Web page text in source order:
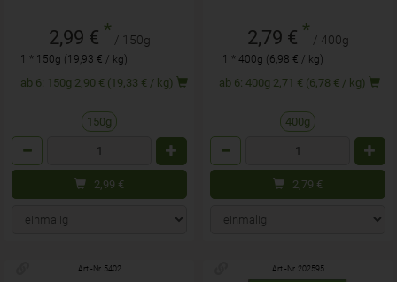
2,99 € * / 150g
1 * 150g (19,93 € / kg)
ab 6: 150g 2,90 € (19,33 € / kg)
150g
2,99 €
2,79 € * / 400g
1 * 400g (6,98 € / kg)
ab 6: 400g 2,71 € (6,78 € / kg)
400g
2,79 €
Art.-Nr. 5402 Art.-Nr. 202595